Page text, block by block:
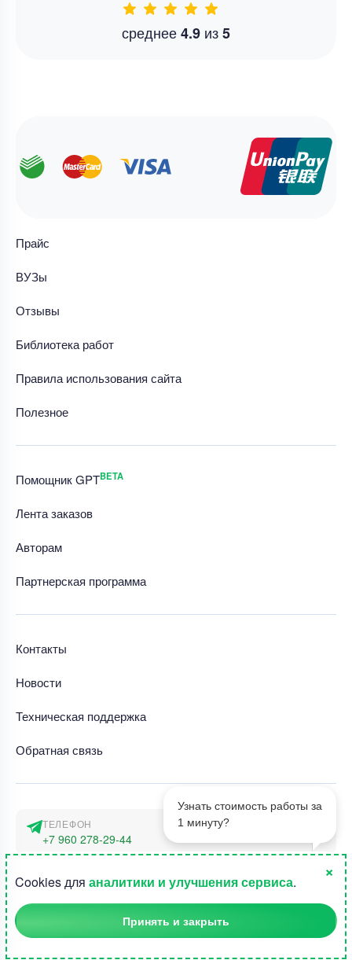
среднее4.9 из5
1
Узнать стоимость работы за
1 минуту?
Прайс
ВУЗы
Отзывы
Библиотека работ
Правила использования сайта
Полезное
Помощник GPTBETA
Лента заказов
Авторам
Партнерская программа
Контакты
Новости
Техническая поддержка
Обратная связь
ТЕЛЕФОН
+7 960 278-29-44
г. Москва, наб. Тараса Шевченко 23а
©2015-2026, Студландия -
Cookies для аналитики и улучшения сервиса.
×
Принять и закрыть